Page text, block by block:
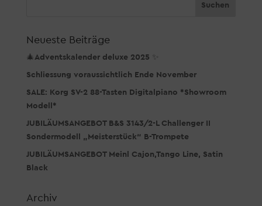
Neueste Beiträge
🎄Adventskalender deluxe 2025 ✨
Schliessung voraussichtlich Ende November
SALE: Korg SV-2 88-Tasten Digitalpiano *Showroom
Modell*
JUBILÄUMSANGEBOT B&S 3143/2-L Challenger II
Sondermodell „Meisterstück“ B-Trompete
JUBILÄUMSANGEBOT Meinl Cajon,Tango Line, Satin
Black
Archiv